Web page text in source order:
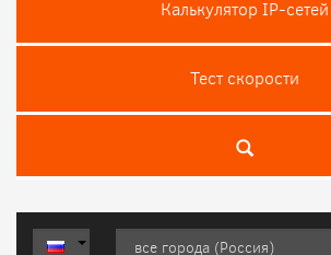
Калькулятор IP-сетей
Тест скороcти